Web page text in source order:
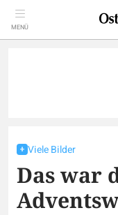
MENÜ
Viele Bilder
Das war